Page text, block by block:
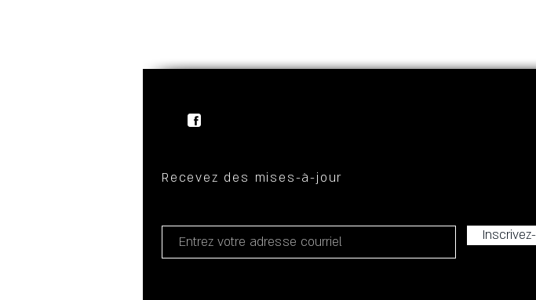
Recevez des mises-à-jour